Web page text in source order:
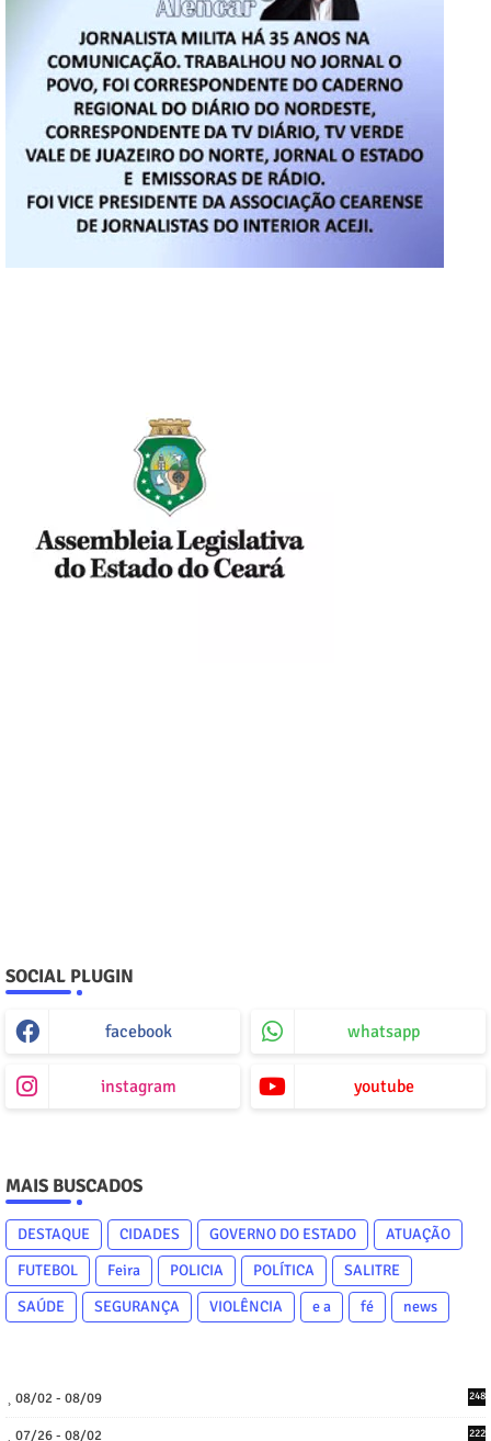
SOCIAL PLUGIN
facebook whatsapp
instagram youtube
MAIS BUSCADOS
DESTAQUE CIDADES GOVERNO DO ESTADO
ATUAÇÃO
FUTEBOL
Feira POLICIA POLÍTICA
SALITRE
SAÚDE
SEGURANÇA VIOLÊNCIA e a fé news
08/02 - 08/09 248
07/26 - 08/02 222